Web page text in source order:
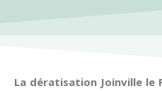
La dératisation Joinville